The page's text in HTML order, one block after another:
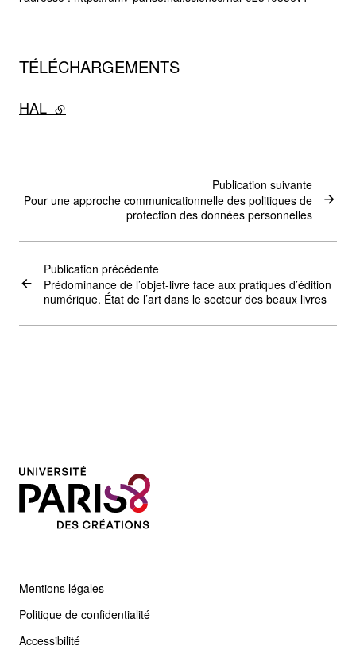
TÉLÉCHARGEMENTS
HAL - lien externe
Publication précédente
Prédominance de l’objet-livre face aux pratiques d’édition
numérique. État de l’art dans le secteur des beaux livres
Publication suivante
Pour une approche communicationnelle des politiques de
protection des données personnelles
Mentions légales
Politique de confidentialité
Accessibilité